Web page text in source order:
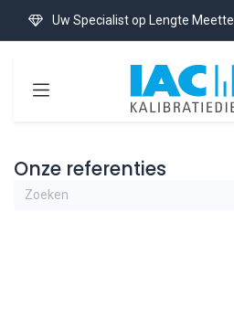
Uw Specialist op Lengte
Onze referenties